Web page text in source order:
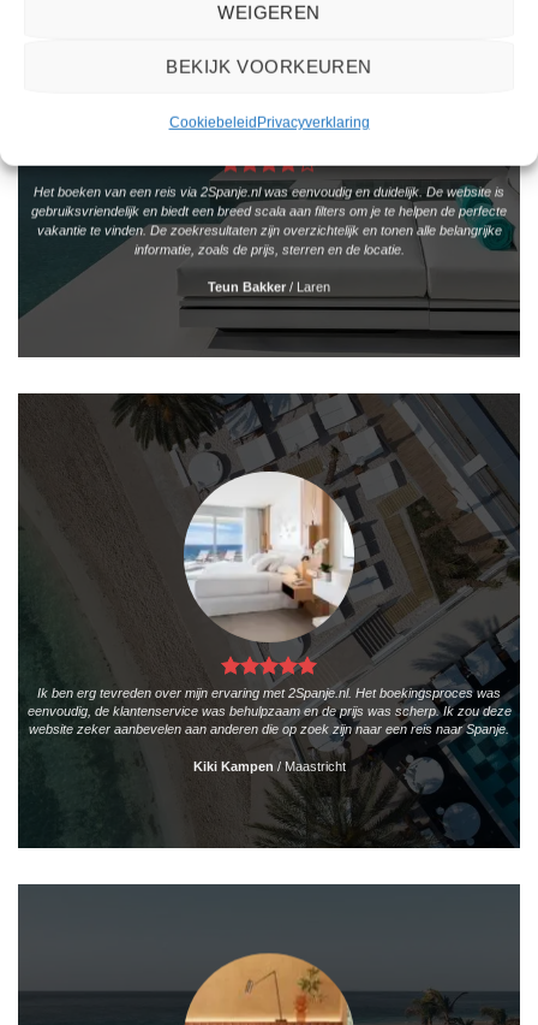
WEIGEREN
BEKIJK VOORKEUREN
CookiebeleidPrivacyverklaring
Het boeken van een reis via 2Spanje.nl was eenvoudig en duidelijk. De website is
gebruiksvriendelijk en biedt een breed scala aan filters om je te helpen de perfecte
vakantie te vinden. De zoekresultaten zijn overzichtelijk en tonen alle belangrijke
informatie, zoals de prijs, sterren en de locatie.
Teun Bakker / Laren
Ik ben erg tevreden over mijn ervaring met 2Spanje.nl. Het boekingsproces was
eenvoudig, de klantenservice was behulpzaam en de prijs was scherp. Ik zou deze
website zeker aanbevelen aan anderen die op zoek zijn naar een reis naar Spanje.
Kiki Kampen /Maastricht